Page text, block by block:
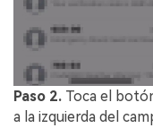
Paso 2. Toca el
a la izquierda del